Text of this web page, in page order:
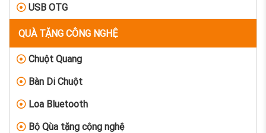
USB OTG
QUÀ TẶNG CÔNG NGHỆ
Chuột Quang
Bàn Di Chuột
Loa Bluetooth
Bộ Qùa tặng cộng nghệ